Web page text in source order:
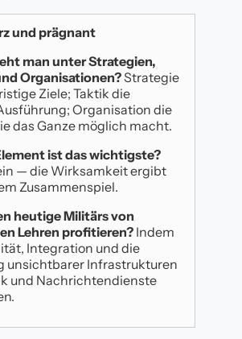
und prägnant
man unter Strategien,
Organisationen?Strategie
Ziele; Taktik die
Organisation die
das Ganze möglich macht.
ist das wichtigste?
— die Wirksamkeit ergibt
Zusammenspiel.
heutige Militärs von
Lehren profitieren?Indem
Integration und die
unsichtbarer Infrastrukturen
und Nachrichtendienste